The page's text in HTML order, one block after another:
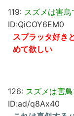
119: スズメは害
ID:QiCOY6EM0
スプラッタ好き
めて欲しい
126: スズメは害
ID:ad/q8Ax40